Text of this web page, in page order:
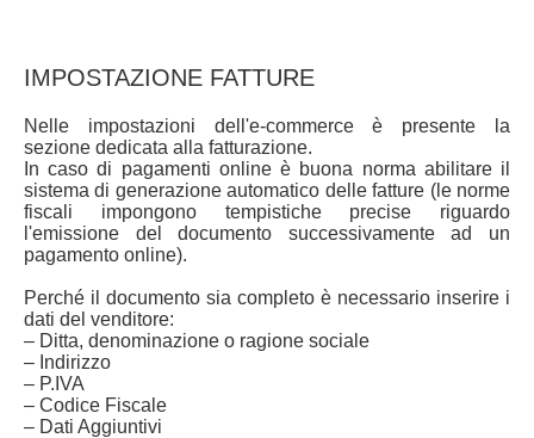
IMPOSTAZIONE FATTURE
Nelle impostazioni dell'e-commerce è presente la
sezione dedicata alla fatturazione.
In caso di pagamenti online è buona norma abilitare il
sistema di generazione automatico delle fatture (le norme
fiscali impongono tempistiche precise riguardo
l'emissione del documento successivamente ad un
pagamento online).
Perché il documento sia completo è necessario inserire i
dati del venditore:
– Ditta, denominazione o ragione sociale
– Indirizzo
– P.IVA
– Codice Fiscale
– Dati Aggiuntivi